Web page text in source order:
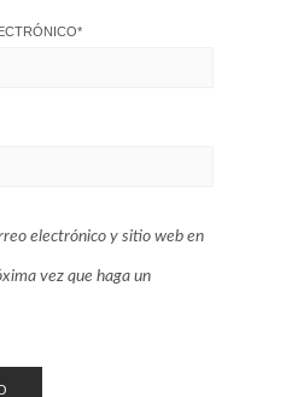
*
electrónico y sitio web en
vez que haga un